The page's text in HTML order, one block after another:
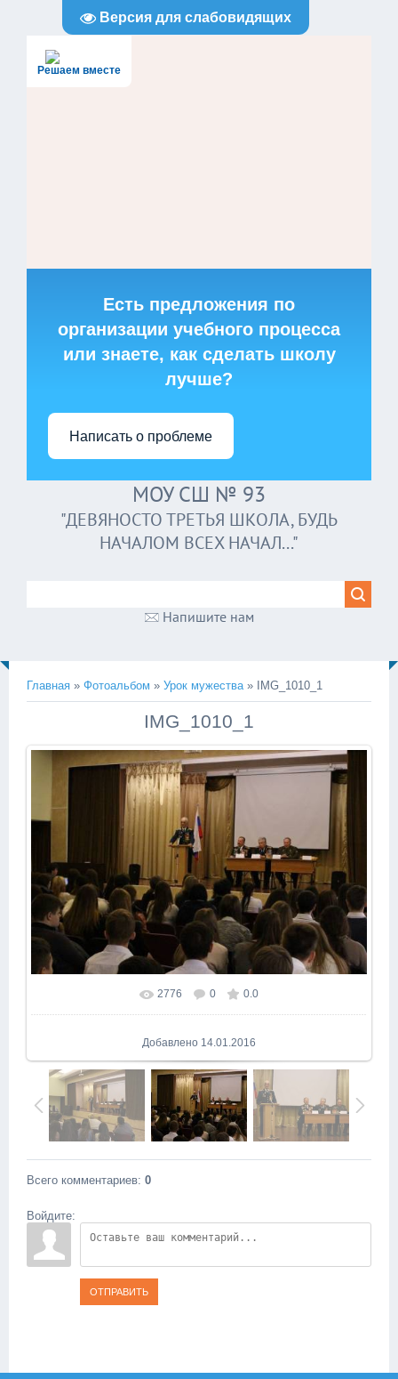
Версия для слабовидящих
Решаем вместе
Есть предложения по
организации учебного процесса
или знаете, как сделать школу
лучше?
Написать о проблеме
МОУ СШ № 93
"ДЕВЯНОСТО ТРЕТЬЯ ШКОЛА, БУДЬ
НАЧАЛОМ ВСЕХ НАЧАЛ..."
Напишите нам
Главная » Фотоальбом » Урок мужества» IMG_1010_1
IMG_1010_1
В реальном размере 1024x682
2776 0 0.0
Добавлено 14.01.2016
Всего комментариев: 0
Войдите:
ОТПРАВИТЬ